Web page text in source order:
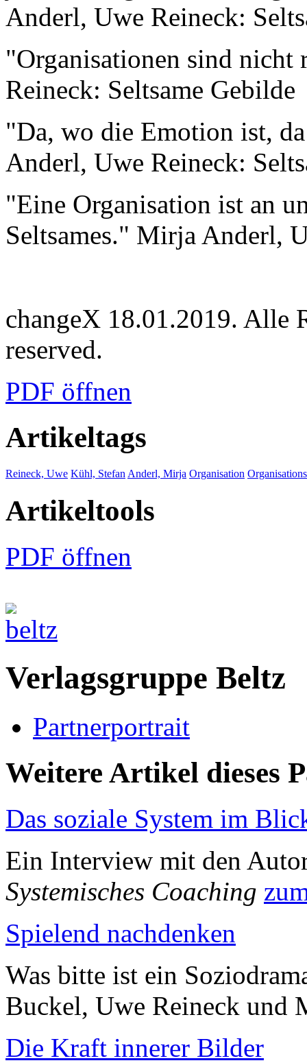
Anderl, Uwe Reineck:
"Organisationen sind
Reineck: Seltsame Gebilde
"Da, wo die Emotion ist,
Anderl, Uwe Reineck:
"Eine Organisation ist an
Seltsames." Mirja Anderl,
changeX 18.01.2019. Alle
reserved.
PDF öffnen
Artikeltags
Reineck, Uwe Kühl, Stefan Anderl, Mirja Organisation
Artikeltools
PDF öffnen
Verlagsgruppe Beltz
Partnerportrait
Weitere Artikel dieses
Das soziale System im
Ein Interview mit den
Systemisches Coaching
Spielend nachdenken
Was bitte ist ein
Buckel, Uwe Reineck und
Die Kraft innerer Bilder